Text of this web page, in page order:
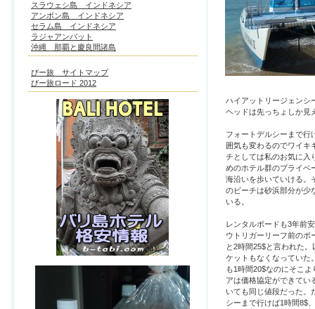
ハイアットリージェンシ
ヘッドは先っちょしか見
フォートデルシーまで行
囲気も変わるのでワイキ
チとしては私のお気に入
めのホテル群のプライベ
海沿いを歩いていける。
のビーチは砂浜部分が少
いる。
レンタルボードも3年前
ウトリガーリーフ前のボ
と2時間25$と言われた
ケットもなくなっていた
も1時間20$なのにそこ
アは価格協定ができてい
いても同じ値段だった。
シーまで行けば1時間8$
スラウェシ島 インドネシア
アンボン島 インドネシア
セラム島 インドネシア
ラジャアンパット
沖縄 那覇と慶良間諸島
びー旅 サイトマップ
びー旅ロード 2012